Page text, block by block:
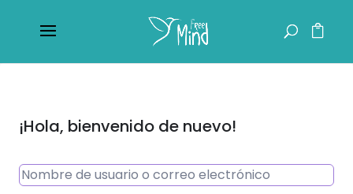
¡Hola, bienvenido de nuevo!